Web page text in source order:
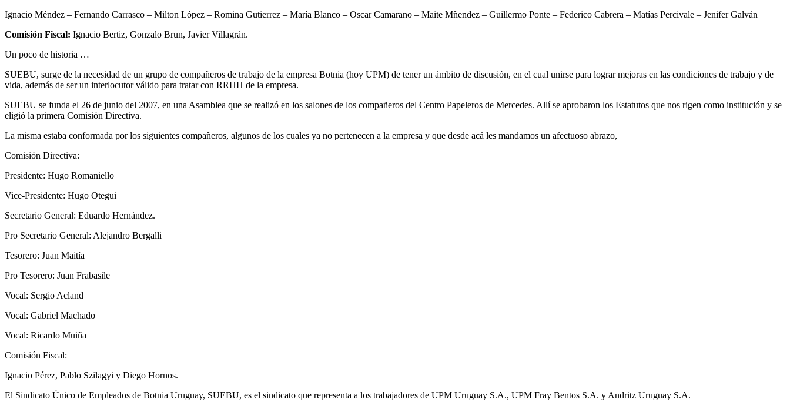
Ignacio Méndez – Fernando Carrasco – Milton López – Romina Gutierrez – María Blanco – Oscar Camarano – Maite Mñendez – Guillermo Ponte – Federico Cabrera – Matías Percivale – Jenifer Galván
Comisión Fiscal: Ignacio Bertiz, Gonzalo Brun, Javier Villagrán.
Un poco de historia …
SUEBU, surge de la necesidad de un grupo de compañeros de trabajo de la empresa Botnia (hoy UPM) de tener un ámbito de discusión, en el cual unirse para lograr mejoras en las condiciones de trabajo y de
vida, además de ser un interlocutor válido para tratar con RRHH de la empresa.
SUEBU se funda el 26 de junio del 2007, en una Asamblea que se realizó en los salones de los compañeros del Centro Papeleros de Mercedes. Allí se aprobaron los Estatutos que nos rigen como institución y se
eligió la primera Comisión Directiva.
La misma estaba conformada por los siguientes compañeros, algunos de los cuales ya no pertenecen a la empresa y que desde acá les mandamos un afectuoso abrazo,
Comisión Directiva:
Presidente: Hugo Romaniello
Vice-Presidente: Hugo Otegui
Secretario General: Eduardo Hernández.
Pro Secretario General: Alejandro Bergalli
Tesorero: Juan Maitía
Pro Tesorero: Juan Frabasile
Vocal: Sergio Acland
Vocal: Gabriel Machado
Vocal: Ricardo Muiña
Comisión Fiscal:
Ignacio Pérez, Pablo Szilagyi y Diego Hornos.
El Sindicato Único de Empleados de Botnia Uruguay, SUEBU, es el sindicato que representa a los trabajadores de UPM Uruguay S.A., UPM Fray Bentos S.A. y Andritz Uruguay S.A.